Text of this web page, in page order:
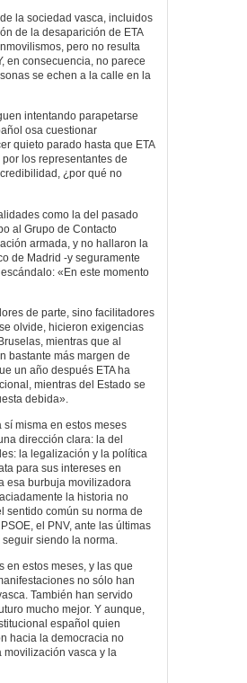
la sociedad vasca, incluidos
de la desaparición de ETA
pero no resulta
en consecuencia, no parece
se echen a la calle en la
intentando parapetarse
osa cuestionar
quieto parado hasta que ETA
los representantes de
¿por qué no
como la del pasado
al Grupo de Contacto
armada, y no hallaron la
de Madrid -y seguramente
«En este momento
de parte, sino facilitadores
olvide, hicieron exigencias
mientras que al
bastante más margen de
un año después ETA ha
mientras del Estado se
debida».
misma en estos meses
dirección clara: la del
la legalización y la política
para sus intereses en
esa burbuja movilizadora
la historia no
sentido común su norma de
el PNV, ante las últimas
siendo la norma.
en estos meses, y las que
no sólo han
También han servido
mucho mejor. Y aunque,
español quien
hacia la democracia no
vasca y la